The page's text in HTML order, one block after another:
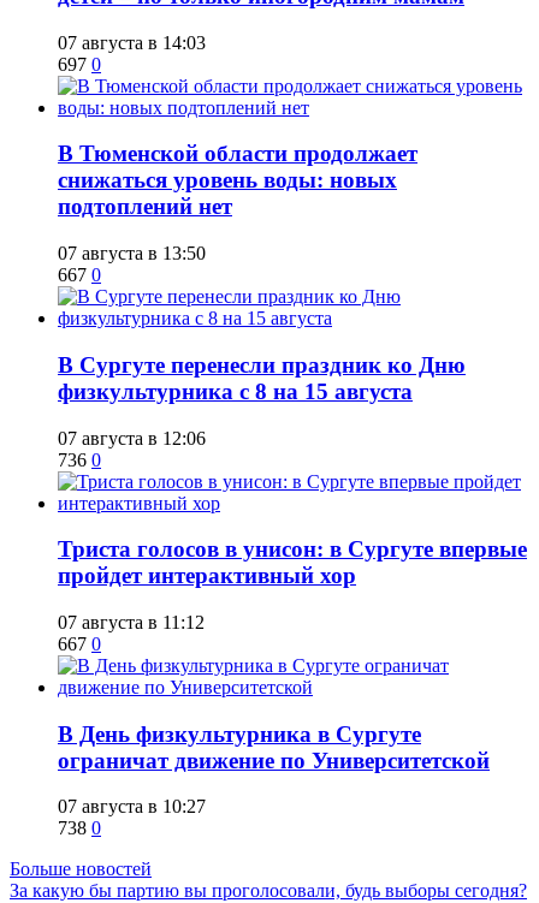
07 августа в 14:03
697 0
​В Тюменской области продолжает
снижаться уровень воды: новых
подтоплений нет
07 августа в 13:50
667 0
​В Сургуте перенесли праздник ко Дню
физкультурника с 8 на 15 августа
07 августа в 12:06
736 0
​Триста голосов в унисон: в Сургуте впервые
пройдет интерактивный хор
07 августа в 11:12
667 0
​В День физкультурника в Сургуте
ограничат движение по Университетской
07 августа в 10:27
738 0
Больше новостей
За какую бы партию вы проголосовали, будь выборы сегодня?